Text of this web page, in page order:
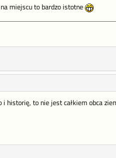
miejscu to bardzo istotne
historię, to nie jest całkiem obca